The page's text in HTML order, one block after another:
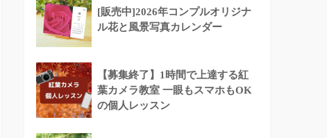
[販売中]2026年コンプルオリジナ
ル花と風景写真カレンダー
【募集終了】1時間で上達する紅
葉カメラ教室 一眼もスマホもOK
の個人レッスン